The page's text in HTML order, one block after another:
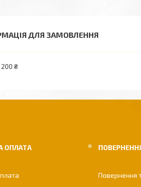
ДЛЯ ЗАМОВЛЕННЯ
200 ₴
ОПЛАТА
Повернення